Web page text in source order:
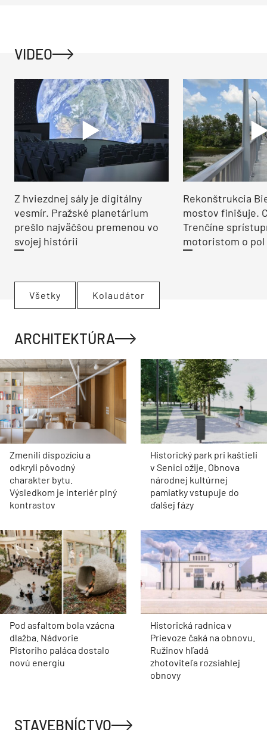
VIDEO
Z hviezdnej sály je digitálny
vesmír. Pražské planetárium
prešlo najväčšou premenou vo
svojej histórii
Rekonštrukcia
mostov finišuje.
Trenčíne
motoristom o pol
Všetky Kolaudátor
ARCHITEKTÚRA
Zmenili dispozíciu a
odkryli pôvodný
charakter bytu.
Výsledkom je interiér plný
kontrastov
Historický park pri kaštieli
v Senici ožije. Obnova
národnej kultúrnej
pamiatky vstupuje do
ďalšej fázy
Pod asfaltom bola vzácna
dlažba. Nádvorie
Pistoriho paláca dostalo
novú energiu
Historická radnica v
Prievoze čaká na obnovu.
Ružinov hľadá
zhotoviteľa rozsiahlej
obnovy
STAVEBNÍCTVO